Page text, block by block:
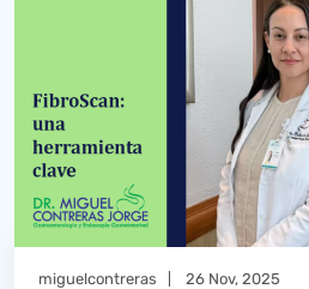
miguelcontreras 26 Nov, 2025